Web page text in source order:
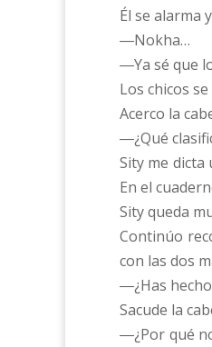
Él se alarma
―Nokha…
―Ya sé que
Los chicos
Acerco la
―¿Qué
Sity me dicta
En el
Sity queda
Continúo
con las dos
―¿Has
Sacude la
―¿Por qué